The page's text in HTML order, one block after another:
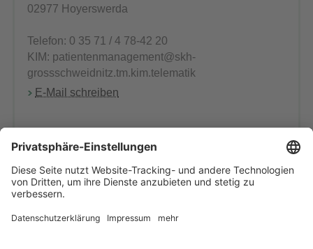
02977 Hoyerswerda
Telefon: 0 35 71 / 4 78-42 20
KIM: patientenmanagement@skh-
grossschweidnitz.tm.kim.telematik
E-Mail schreiben
Chefärztin:
Frau Dr. med. A. Hartmann
Oberärztin: